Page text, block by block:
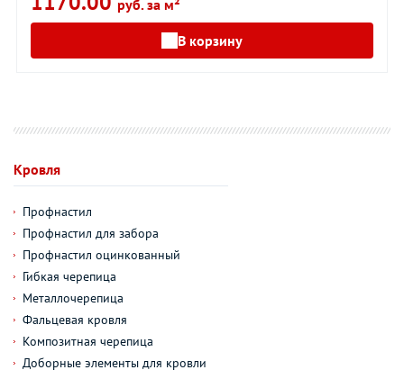
руб. за м²
В корзину
Кровля
Профнастил
Профнастил для забора
Профнастил оцинкованный
Гибкая черепица
Металлочерепица
Фальцевая кровля
Композитная черепица
Доборные элементы для кровли